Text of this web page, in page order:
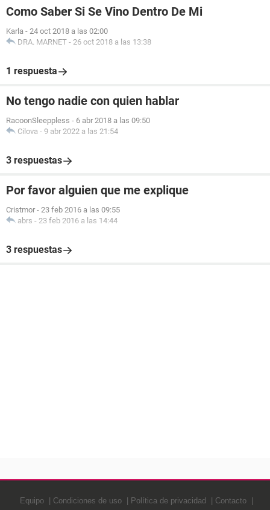
Como Saber Si Se Vino Dentro De Mi
Karla - 24 oct 2018 a las 02:00
DRA. MARNET - 26 oct 2018 a las 13:38
1 respuesta
No tengo nadie con quien hablar
RacoonSleeppless - 6 abr 2018 a las 09:50
Cilova - 9 abr 2022 a las 21:54
3 respuestas
Por favor alguien que me explique
Cristmor - 23 feb 2016 a las 09:55
abrs - 23 feb 2016 a las 14:44
3 respuestas
Equipo Condiciones de uso Política de privacidad Contacto